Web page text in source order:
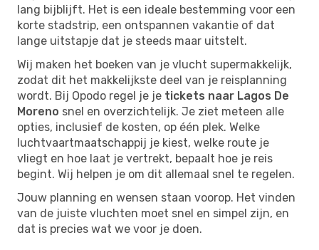
lang bijblijft. Het is een ideale bestemming voor een
korte stadstrip, een ontspannen vakantie of dat
lange uitstapje dat je steeds maar uitstelt.
Wij maken het boeken van je vlucht supermakkelijk,
zodat dit het makkelijkste deel van je reisplanning
wordt. Bij Opodo regel je je tickets naar Lagos De
Moreno snel en overzichtelijk. Je ziet meteen alle
opties, inclusief de kosten, op één plek. Welke
luchtvaartmaatschappij je kiest, welke route je
vliegt en hoe laat je vertrekt, bepaalt hoe je reis
begint. Wij helpen je om dit allemaal snel te regelen.
Jouw planning en wensen staan voorop. Het vinden
van de juiste vluchten moet snel en simpel zijn, en
dat is precies wat we voor je doen.